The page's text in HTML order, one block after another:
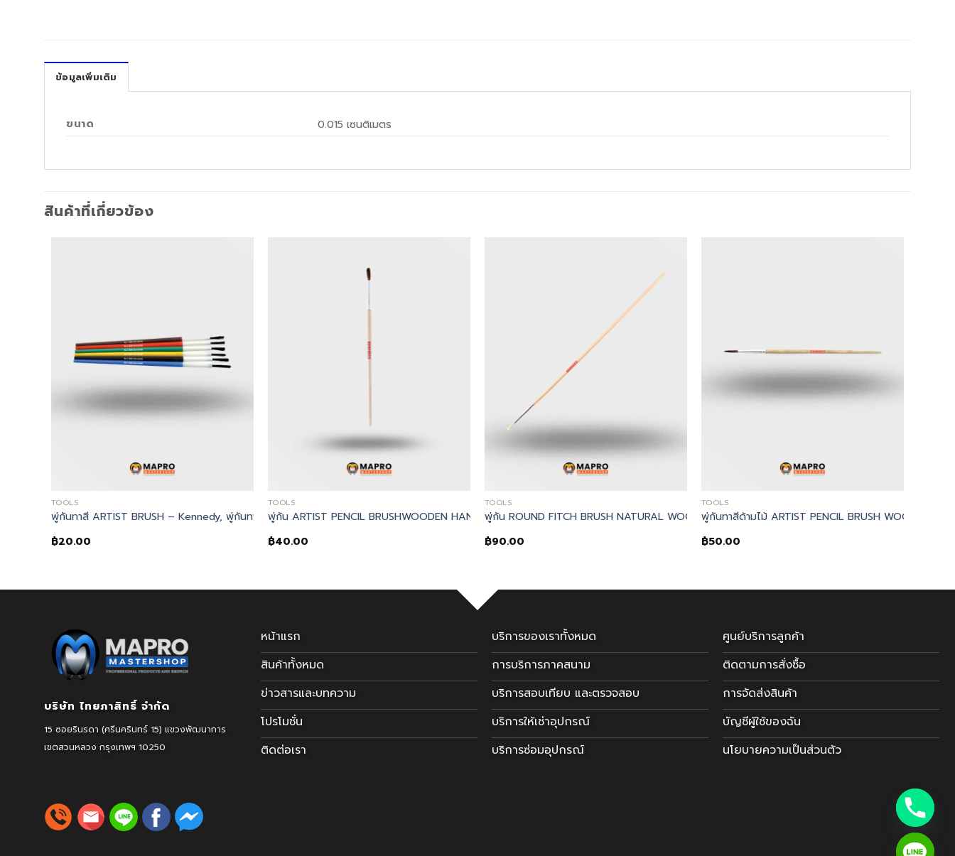
ข้อมูลเพิ่มเติม
ขนาด 0.015 เซนติเมตร
สินค้าที่เกี่ยวข้อง
TOOLS
พู่กันทาสี ARTIST BRUSH – Kennedy, พู่กันทาสี No.1 ARTIST BRUSH
฿20.00
TOOLS
พู่กัน ARTIST PENCIL BRUSHWOODEN HANDLE – Kennedy, พู่กัน No.2 ARTIST PENCIL BRUSHWOODEN HANDLE
฿40.00
TOOLS
พู่กัน ROUND FITCH BRUSH NATURAL WOODEN HANDLE – Kennedy, พู่กัน No.10 ROUND FITCH
฿90.00
TOOLS
พู่กันทาสีด้ามไม้ ARTIST PENCIL BRUSH WOODEN
฿50.00
No.4 ARTIST PENCIL BRUSH WOODEN HANDLE
HANDLE – Kennedy, พู่กัน No.6 ARTIST BRUSH VARNISHED WOODEN HANDLE
บริษัท ไทยภาสิทธิ์ จำกัด
15 ซอยรินรดา (ศรีนครินทร์ 15) แขวงพัฒนาการ
เขตสวนหลวง กรุงเทพฯ 10250
หน้าแรก
สินค้าทั้งหมด
ข่าวสารและบทความ
โปรโมชั่น
ติดต่อเรา
บริการของเราทั้งหมด
การบริการภาคสนาม
บริการสอบเทียบ และตรวจสอบ
บริการให้เช่าอุปกรณ์
บริการซ่อมอุปกรณ์
ศูนย์บริการลูกค้า
ติดตามการสั่งซื้อ
การจัดส่งสินค้า
บัญชีผู้ใช้ของฉัน
นโยบายความเป็นส่วนตัว